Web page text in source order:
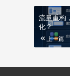
流量重构
化？
上一篇